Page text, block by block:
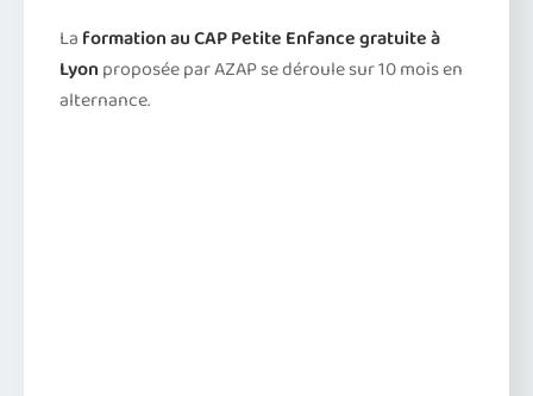
La formation au CAP Petite Enfance gratuite à
Lyon proposée par AZAP se déroule sur 10 mois en
alternance.